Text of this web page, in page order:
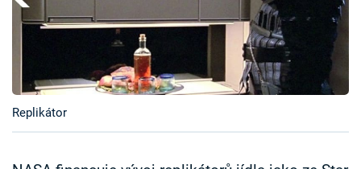
Časopis
Sledujte prima+
Replikátor